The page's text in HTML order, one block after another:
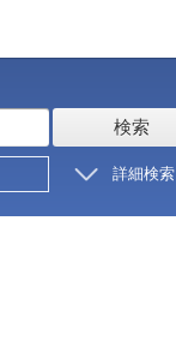
検索
詳細検索